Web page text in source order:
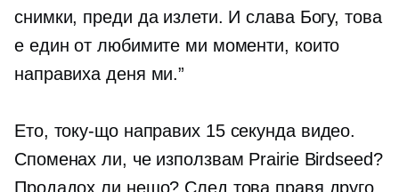
снимки, преди да излети. И слава Богу, това
е един от любимите ми моменти, които
направиха деня ми.”
Ето, току-що направих 15 секундавидео.
Споменах ли, че използвам Prairie Birdseed?
Продадох ли нещо? След това правя друго